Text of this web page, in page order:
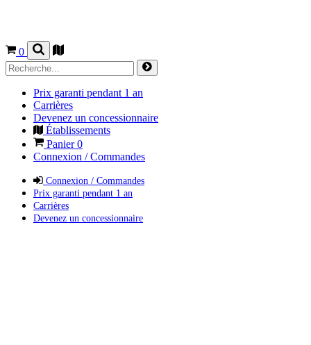
0
Prix garanti pendant 1 an
Carrières
Devenez un concessionnaire
Établissements
Panier0
Connexion / Commandes
Connexion / Commandes
Prix garanti pendant 1 an
Carrières
Devenez un concessionnaire